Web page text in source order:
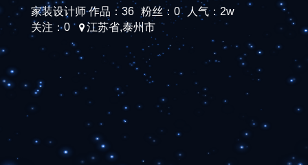
家装设计师 作品：36 粉丝：0
人气：2w
关注：0
江苏省,泰州市